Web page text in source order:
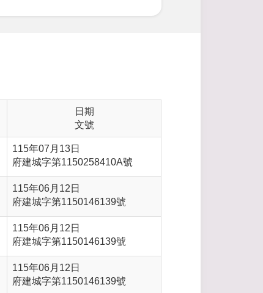
日期
文號
115年07月13日
府建城字第1150258410A號
115年06月12日
府建城字第1150146139號
115年06月12日
府建城字第1150146139號
115年06月12日
府建城字第1150146139號